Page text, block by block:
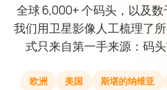
全球 6,000+ 个码头，以及数
我们用卫星影像人工梳理了
式只来自第一手来源：码
欧洲 美国 斯堪的纳维亚